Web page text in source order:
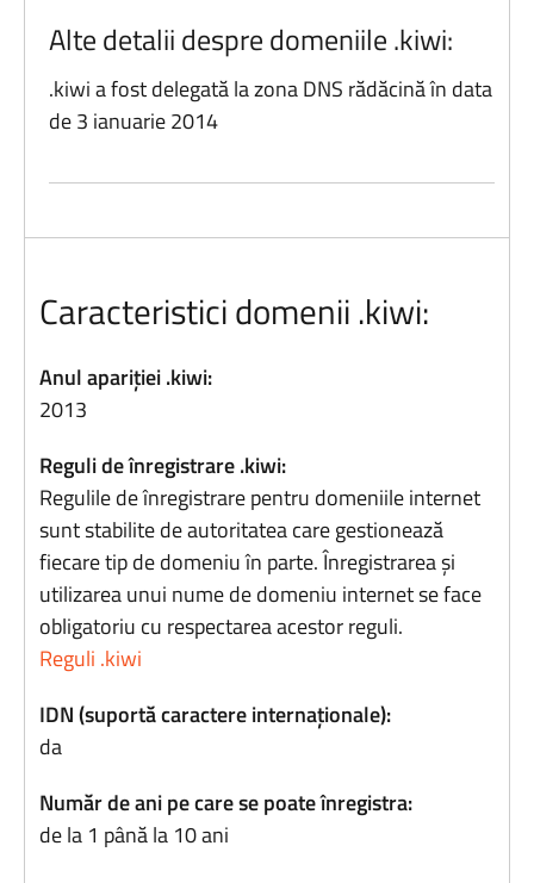
Alte detalii despre domeniile .kiwi:
.kiwi a fost delegată la zona DNS rădăcină în data
de 3 ianuarie 2014
Caracteristici domenii .kiwi:
Anul apariției .kiwi:
2013
Reguli de înregistrare .kiwi:
Regulile de înregistrare pentru domeniile internet
sunt stabilite de autoritatea care gestionează
fiecare tip de domeniu în parte. Înregistrarea și
utilizarea unui nume de domeniu internet se face
obligatoriu cu respectarea acestor reguli.
Reguli .kiwi
IDN (suportă caractere internaționale):
da
Număr de ani pe care se poate înregistra:
de la 1 până la 10 ani